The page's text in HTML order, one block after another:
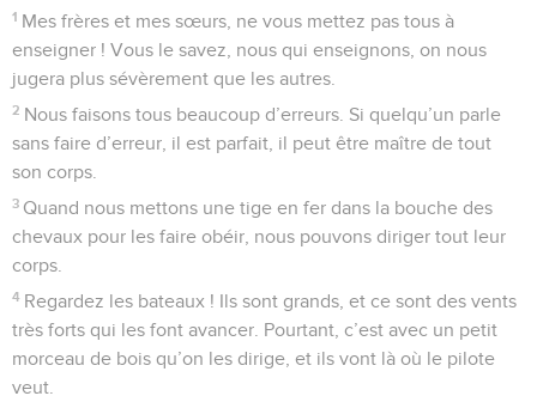
1 Mes frères et mes sœurs, ne vous mettez pas tous à
enseigner ! Vous le savez, nous qui enseignons, on nous
jugera plus sévèrement que les autres.
2 Nous faisons tous beaucoup d’erreurs. Si quelqu’un parle
sans faire d’erreur, il est parfait, il peut être maître de tout
son corps.
3 Quand nous mettons une tige en fer dans la bouche des
chevaux pour les faire obéir, nous pouvons diriger tout leur
corps.
4 Regardez les bateaux ! Ils sont grands, et ce sont des vents
très forts qui les font avancer. Pourtant, c’est avec un petit
morceau de bois qu’on les dirige, et ils vont là où le pilote
veut.